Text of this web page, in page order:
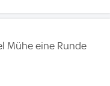
Mühe eine Runde